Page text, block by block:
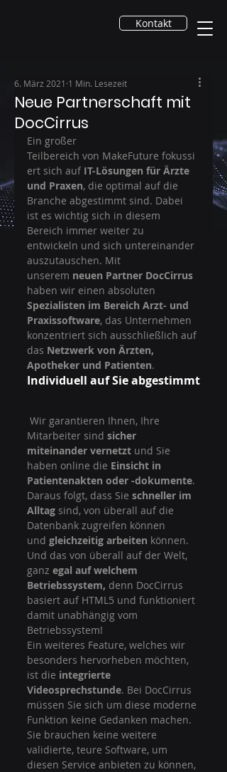
Kontakt
Neue Partnerschaft mit
DocCirrus
6. März 2021 1 Min. Lesezeit
Ein großer
Teilbereich von MakeFuture fokussi
ert sich auf IT-Lösungen für Ärzte
und Praxen, die optimal auf die
Branche abgestimmt sind. Dabei
ist es wichtig sich in diesem
Bereich immer weiter zu
entwickeln und sich untereinander
auszutauschen. Mit
unserem neuen Partner DocCirrus
haben wir einen absoluten
Spezialisten im Bereich Arzt- und
Praxissoftware, das Unternehmen
konzentriert sich ausschließlich auf
das Netzwerk von Ärzten,
Apotheker und Patienten.
Individuell auf Sie abgestimmt
Mitarbeiter sind sicher
miteinander vernetzt und Sie
haben online die Einsicht in
Patientenakten oder -dokumente.
Daraus folgt, dass Sie schneller im
Alltag sind, von überall auf die
Datenbank zugreifen können
und gleichzeitig arbeiten können.
Und das von überall auf der Welt,
ganz egal auf welchem
Betriebssystem, denn DocCirrus
basiert auf HTML5 und funktioniert
damit unabhängig vom
Betriebssystem!
Ein weiteres Feature, welches wir
besonders hervorheben möchten,
ist die integrierte
Videosprechstunde. Bei DocCirrus
müssen Sie sich um diese moderne
Funktion keine Gedanken machen.
Sie brauchen keine weitere
validierte, teure Software, um
diesen Service anbieten zu können,